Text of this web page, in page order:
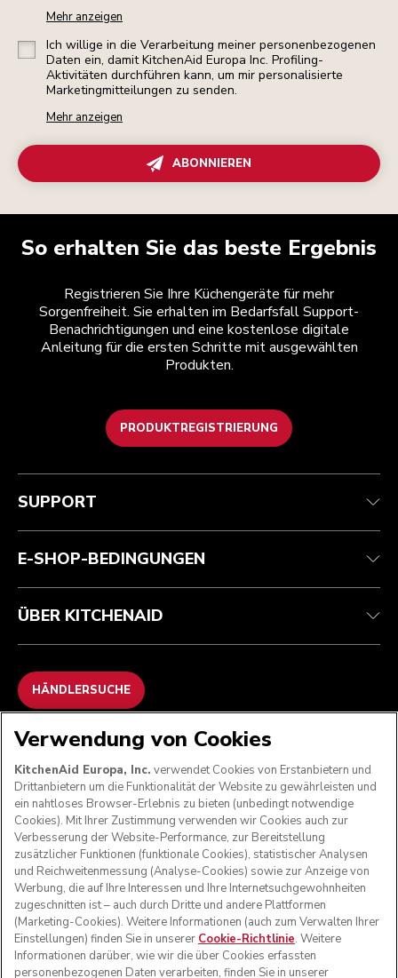
Mehr anzeigen
Ich willige in die Verarbeitung meiner personenbezogenen
Daten ein, damit KitchenAid Europa Inc. Profiling-
Aktivitäten durchführen kann, um mir personalisierte
Marketingmitteilungen zu senden.
Mehr anzeigen
ABONNIEREN
So erhalten Sie das beste Ergebnis
Registrieren Sie Ihre Küchengeräte für mehr
Sorgenfreiheit. Sie erhalten im Bedarfsfall Support-
Benachrichtigungen und eine kostenlose digitale
Anleitung für die ersten Schritte mit ausgewählten
Produkten.
PRODUKTREGISTRIERUNG
Health Check
Verfolgen Sie Ihre Bestellung
Garantie und Dokumente
Häufig gestellte fragen
Teilnahmebedingungen
Rückgaben und Erstattungen
Impressum
ODR
Die Marke
Händlersuche
SUPPORT
E-SHOP-BEDINGUNGEN
ÜBER KITCHENAID
HÄNDLERSUCHE
WIR AKZEPTIEREN
FOLGEN SIE UNS
Verwendung von Cookies
KitchenAid Europa, Inc. verwendet Cookies von Erstanbietern und
Drittanbietern um die Funktionalität der Website zu gewährleisten und
ein nahtloses Browser-Erlebnis zu bieten (unbedingt notwendige
Cookies). Mit Ihrer Zustimmung verwenden wir Cookies auch zur
Verbesserung der Website-Performance, zur Bereitstellung
zusätzlicher Funktionen (funktionale Cookies), statistischer Analysen
und Reichweitenmessung (Analyse-Cookies) sowie zur Anzeige von
Werbung, die auf Ihre Interessen und Ihre Internetsuchgewohnheiten
zugeschnitten ist – auch durch Dritte und andere Plattformen
(Marketing-Cookies). Weitere Informationen (auch zum Verwalten Ihrer
Einstellungen) finden Sie in unserer Cookie-Richtlinie. Weitere
Informationen darüber, wie wir die über Cookies erfassten
personenbezogenen Daten verarbeiten, finden Sie in unserer